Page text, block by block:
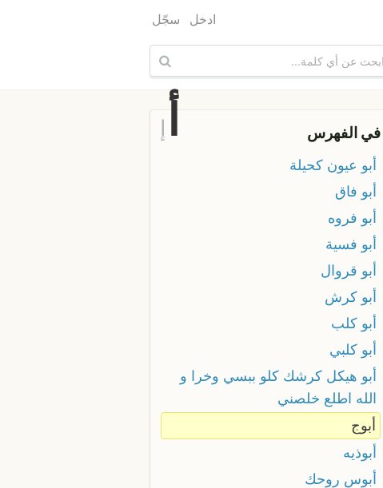
ادخل سجّل
في الفهرس إ
أبو عيون كحيلة
أبو فاق
أبو فروه
أبو فسية
أبو قروال
أبو كرش
أبو كلب
أبو كلبي
أبو هيكل كرشك كلو ببسي وخرا و
الله اطلع خلصني
أبوج
أبوذيه
أبوس روحك